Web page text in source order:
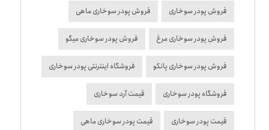
فروش پودر سوخاری فروش پودر سوخاری ماهی
فروش پودر سوخاری مرغ فروش پودر سوخاری میگو
فروش پودر سوخاری پانکو فروشگاه اینترنتی پودر سوخاری
فروشگاه پودر سوخاری قیمت آرد سوخاری
قیمت پودر سوخاری قیمت پودر سوخاری ماهی